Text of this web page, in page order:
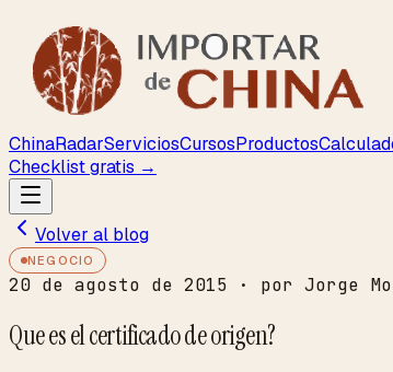
ChinaRadarServiciosCursosProductos
Checklist gratis →
Volver al blog
NEGOCIO
20 de agosto de 2015 · por Jorge
Que es el certificado de origen?